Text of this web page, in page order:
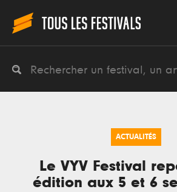
ACTUALITÉS
Le VYV Festival
édition aux 5 et 6